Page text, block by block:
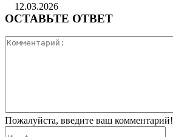
12.03.2026
ОСТАВЬТЕ ОТВЕТ
Пожалуйста, введите ваш комментарий!